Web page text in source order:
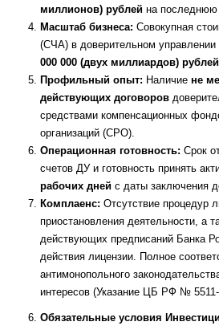
миллионов) рублей на последнюю
Масштаб бизнеса: Совокупная
(СЧА) в доверительном
000 000 (двух миллиардов) рублей
Профильный опыт: Наличие не
действующих договоров
средствами компенсационных
организаций (СРО).
Операционная готовность: Срок
счетов ДУ и готовность принять
рабочих дней с даты заключения
Комплаенс: Отсутствие процедур
приостановления деятельности, а
действующих предписаний Банка
действия лицензии. Полное
антимонопольного
интересов (Указание ЦБ РФ №
Обязательные условия